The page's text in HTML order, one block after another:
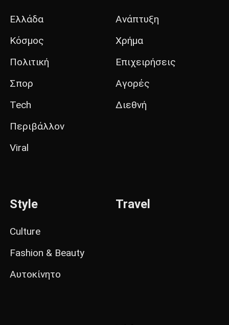
Ελλάδα
Κόσμος
Πολιτική
Σπορ
Tech
Περιβάλλον
Viral
Ανάπτυξη
Χρήμα
Επιχειρήσεις
Αγορές
Διεθνή
Style
Culture
Fashion & Beauty
Αυτοκίνητο
Travel